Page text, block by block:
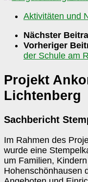
Aktivitäten und
Nächster
Vorheriger
der Schule am
Projekt
Lichtenberg
Sachbericht
Im Rahmen des
wurde eine
um Familien,
Hohenschönhausen